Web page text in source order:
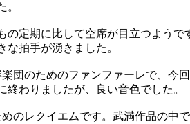
。
定期に比して空席が目立つようで
な拍手が湧きました。
団のためのファンファーレで、今
終わりましたが、良い音色でした。
のレクイエムです。武満作品の中